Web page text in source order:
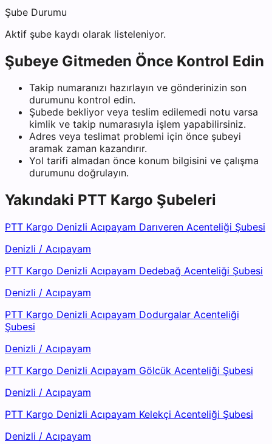
Şube Durumu
Aktif şube kaydı olarak listeleniyor.
Şubeye Gitmeden Önce Kontrol Edin
Takip numaranızı hazırlayın ve gönderinizin son
durumunu kontrol edin.
Şubede bekliyor veya teslim edilemedi notu varsa
kimlik ve takip numarasıyla işlem yapabilirsiniz.
Adres veya teslimat problemi için önce şubeyi
aramak zaman kazandırır.
Yol tarifi almadan önce konum bilgisini ve çalışma
durumunu doğrulayın.
Yakındaki PTT Kargo Şubeleri
PTT Kargo Denizli Acıpayam Darıveren Acenteliği Şubesi
Denizli / Acıpayam
PTT Kargo Denizli Acıpayam Dedebağ Acenteliği Şubesi
Denizli / Acıpayam
PTT Kargo Denizli Acıpayam Dodurgalar Acenteliği
Şubesi
Denizli / Acıpayam
PTT Kargo Denizli Acıpayam Gölcük Acenteliği Şubesi
Denizli / Acıpayam
PTT Kargo Denizli Acıpayam Kelekçi Acenteliği Şubesi
Denizli / Acıpayam